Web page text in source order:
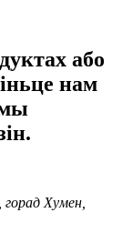
або
нам
Хумен,